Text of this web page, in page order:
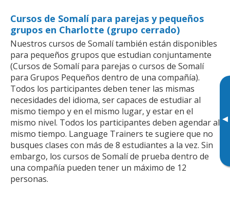
▸
Cursos de Somalí para parejas y pequeños
grupos en Charlotte (grupo cerrado)
Nuestros cursos de Somalí también están disponibles
para pequeños grupos que estudian conjuntamente
(Cursos de Somalí para parejas o cursos de Somalí
para Grupos Pequeños dentro de una compañía).
Todos los participantes deben tener las mismas
necesidades del idioma, ser capaces de estudiar al
mismo tiempo y en el mismo lugar, y estar en el
mismo nivel. Todos los participantes deben agendar al
mismo tiempo. Language Trainers te sugiere que no
busques clases con más de 8 estudiantes a la vez. Sin
embargo, los cursos de Somalí de prueba dentro de
una compañía pueden tener un máximo de 12
personas.